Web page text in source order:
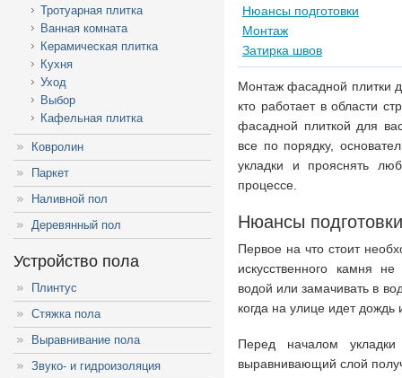
Нюансы подготовки
Монтаж
Затирка швов
Монтаж фасадной плитки
кто работает в области
фасадной плиткой для
все по порядку,
укладки и прояснять
процессе.
Нюансы подготовки
Первое на что стоит
искусственного камня
водой или замачивать в
когда на улице идет дождь
Перед началом
выравнивающий слой
Тротуарная плитка
Ванная комната
Керамическая плитка
Кухня
Уход
Выбор
Кафельная плитка
Ковролин
Паркет
Наливной пол
Деревянный пол
Устройство пола
Плинтус
Стяжка пола
Выравнивание пола
Звуко- и гидроизоляция